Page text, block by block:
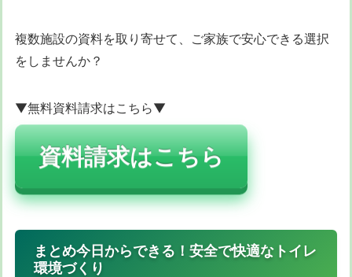
複数施設の資料を取り寄せて、ご家族で安心できる選択
をしませんか？
▼無料資料請求はこちら▼
資料請求はこちら
まとめ今日からできる！安全で快適なトイレ
環境づくり